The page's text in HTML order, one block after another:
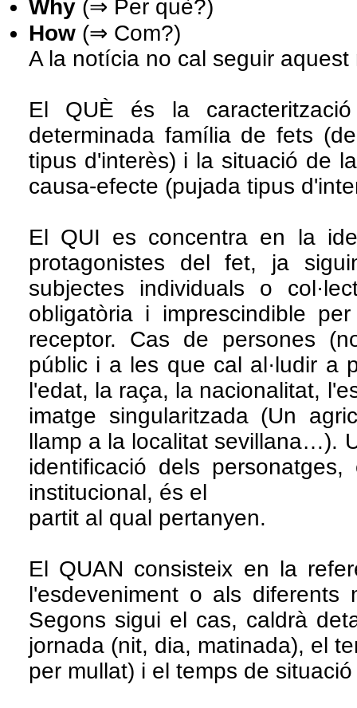
Why(⇒ Per què?)
How(⇒ Com?)
A la notícia no cal seguir aquest
El QUÈ és la
determinada família de fets
tipus d'interès) i la situació de
causa-efecte (pujada tipus
El QUI es concentra en la
protagonistes del fet, ja
subjectes individuals o
obligatòria i imprescindible
receptor. Cas de persones
públic i a les que cal al·ludir a
l'edat, la raça, la nacionalitat,
imatge singularitzada (Un
llamp a la localitat sevillana…).
identificació dels
institucional, és el
partit al qual pertanyen.
El QUAN consisteix en la
l'esdeveniment o als
Segons sigui el cas, caldrà
jornada (nit, dia, matinada), el
per mullat) i el temps de